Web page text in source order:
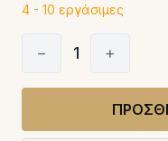
4 - 10 εργάσιμες
− 1 +